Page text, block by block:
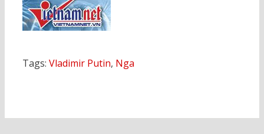
Tags: Vladimir Putin, Nga